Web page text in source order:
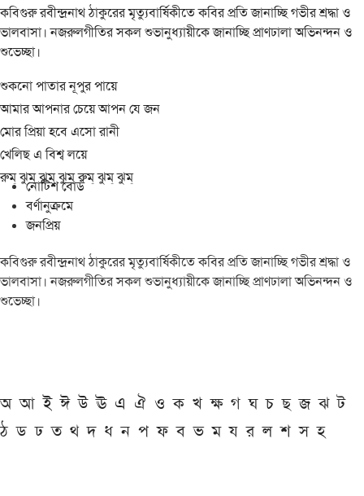
কবিগুরু রবীন্দ্রনাথ ঠাকুরের মৃত্যুবার্ষিকীতে কবির প্রতি জানাচ্ছি গভীর শ্রদ্ধা ও
ভালবাসা। নজরুলগীতির সকল শুভানুধ্যায়ীকে জানাচ্ছি প্রাণঢালা অভিনন্দন ও
শুভেচ্ছা।
শুকনো পাতার নূপুর পায়ে
আমার আপনার চেয়ে আপন যে জন
মোর প্রিয়া হবে এসো রানী
খেলিছ এ বিশ্ব লয়ে
রুম্ ঝুম্ ঝুম্ ঝুম্ রুম্ ঝুম্ ঝুম্
নোটিশ বোর্ড
বর্ণানুক্রমে
জনপ্রিয়
কবিগুরু রবীন্দ্রনাথ ঠাকুরের মৃত্যুবার্ষিকীতে কবির প্রতি জানাচ্ছি গভীর শ্রদ্ধা ও
ভালবাসা। নজরুলগীতির সকল শুভানুধ্যায়ীকে জানাচ্ছি প্রাণঢালা অভিনন্দন ও
শুভেচ্ছা।
অ আ ই ঈ উ ঊ এ ঐ ও ক খ ক্ষ গ ঘ চ ছ জ ঝ ট
ঠ ড ঢ ত থ দ ধ ন প ফ ব ভ ম য র ল শ স হ